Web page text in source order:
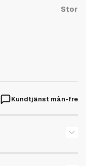
Stor
Kundtjänst mån-fre